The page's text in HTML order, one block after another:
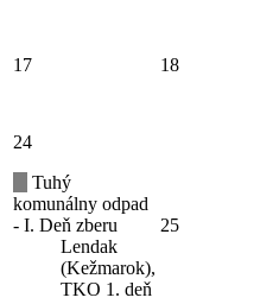
17 18
24
Tuhý
komunálny odpad
- I. Deň zberu
Lendak
(Kežmarok),
TKO 1. deň
25